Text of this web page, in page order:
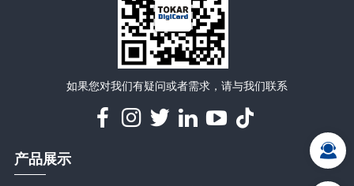
如果您对我们有疑问或者需求，请与我们联系
产品展示